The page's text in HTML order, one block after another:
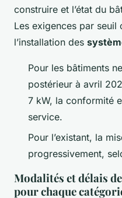
construire et l’état du
Les exigences par seuil
l’installation des
Pour les bâtiments
postérieur à avril
7 kW, la conformité
service.
Pour l’existant, la
progressivement,
Modalités et délais
pour chaque